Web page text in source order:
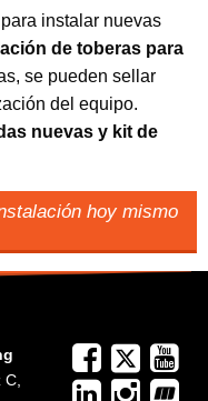
instalar nuevas
de toberas para
se pueden sellar
del equipo.
nuevas y kit de
hoy mismo